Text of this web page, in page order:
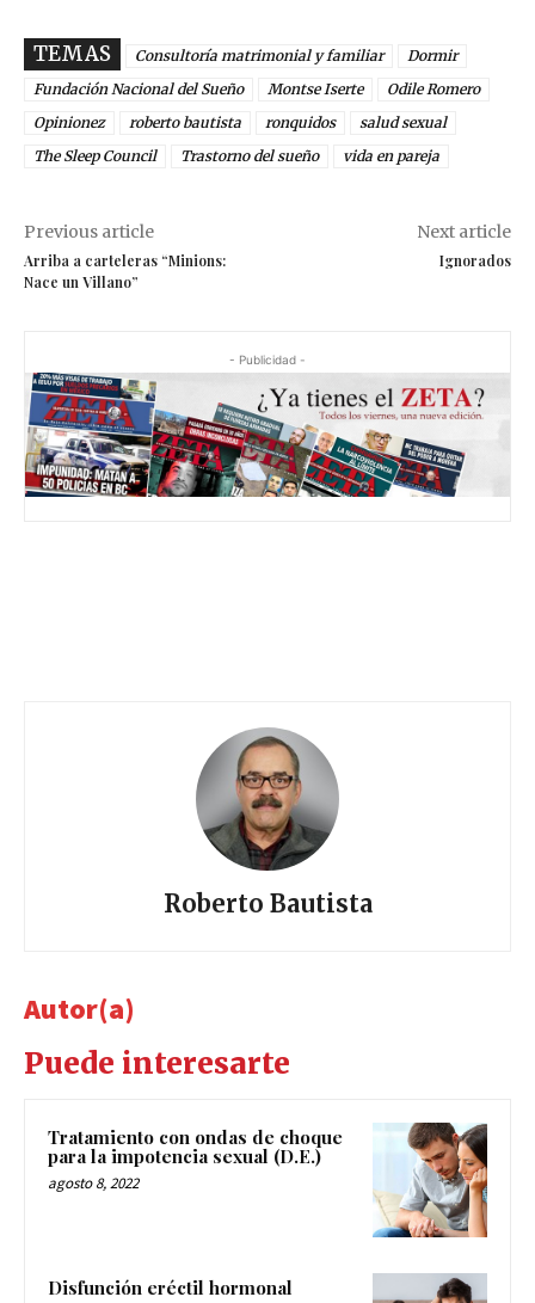
TEMAS Consultoría matrimonial y familiar
Dormir
Fundación Nacional del Sueño
Montse Iserte
Odile Romero
Opinionez
roberto bautista ronquidos
salud sexual
The Sleep Council
Trastorno del sueño vida en pareja
Previous article
Arriba a carteleras “Minions:
Nace un Villano”
Next article
Ignorados
- Publicidad -
Roberto Bautista
Autor(a)
Puede interesarte
Tratamiento con ondas de choque
para la impotencia sexual (D.E.)
agosto 8, 2022
Disfunción eréctil hormonal